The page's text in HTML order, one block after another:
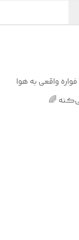
واقعی به هوا
🌈